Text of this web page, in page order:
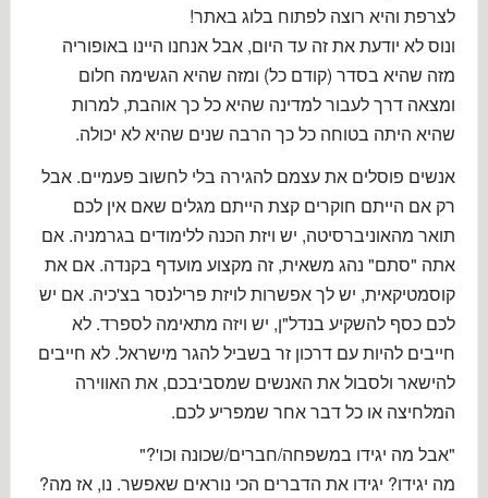
לצרפת והיא רוצה לפתוח בלוג באתר!
ונוס לא יודעת את זה עד היום, אבל אנחנו היינו באופוריה
מזה שהיא בסדר (קודם כל) ומזה שהיא הגשימה חלום
ומצאה דרך לעבור למדינה שהיא כל כך אוהבת, למרות
שהיא היתה בטוחה כל כך הרבה שנים שהיא לא יכולה.
אנשים פוסלים את עצמם להגירה בלי לחשוב פעמיים. אבל
רק אם הייתם חוקרים קצת הייתם מגלים שאם אין לכם
תואר מהאוניברסיטה, יש ויזת הכנה ללימודים בגרמניה. אם
אתה "סתם" נהג משאית, זה מקצוע מועדף בקנדה. אם את
קוסמטיקאית, יש לך אפשרות לויזת פרילנסר בצ'כיה. אם יש
לכם כסף להשקיע בנדל"ן, יש ויזה מתאימה לספרד. לא
חייבים להיות עם דרכון זר בשביל להגר מישראל. לא חייבים
להישאר ולסבול את האנשים שמסביבכם, את האווירה
המלחיצה או כל דבר אחר שמפריע לכם.
"אבל מה יגידו במשפחה/חברים/שכונה וכו'?"
מה יגידו? יגידו את הדברים הכי נוראים שאפשר. נו, אז מה?